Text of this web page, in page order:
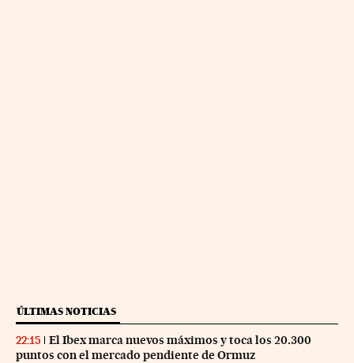
ÚLTIMAS NOTICIAS
22:15
El Ibex marca nuevos máximos y toca los 20.300
puntos con el mercado pendiente de Ormuz